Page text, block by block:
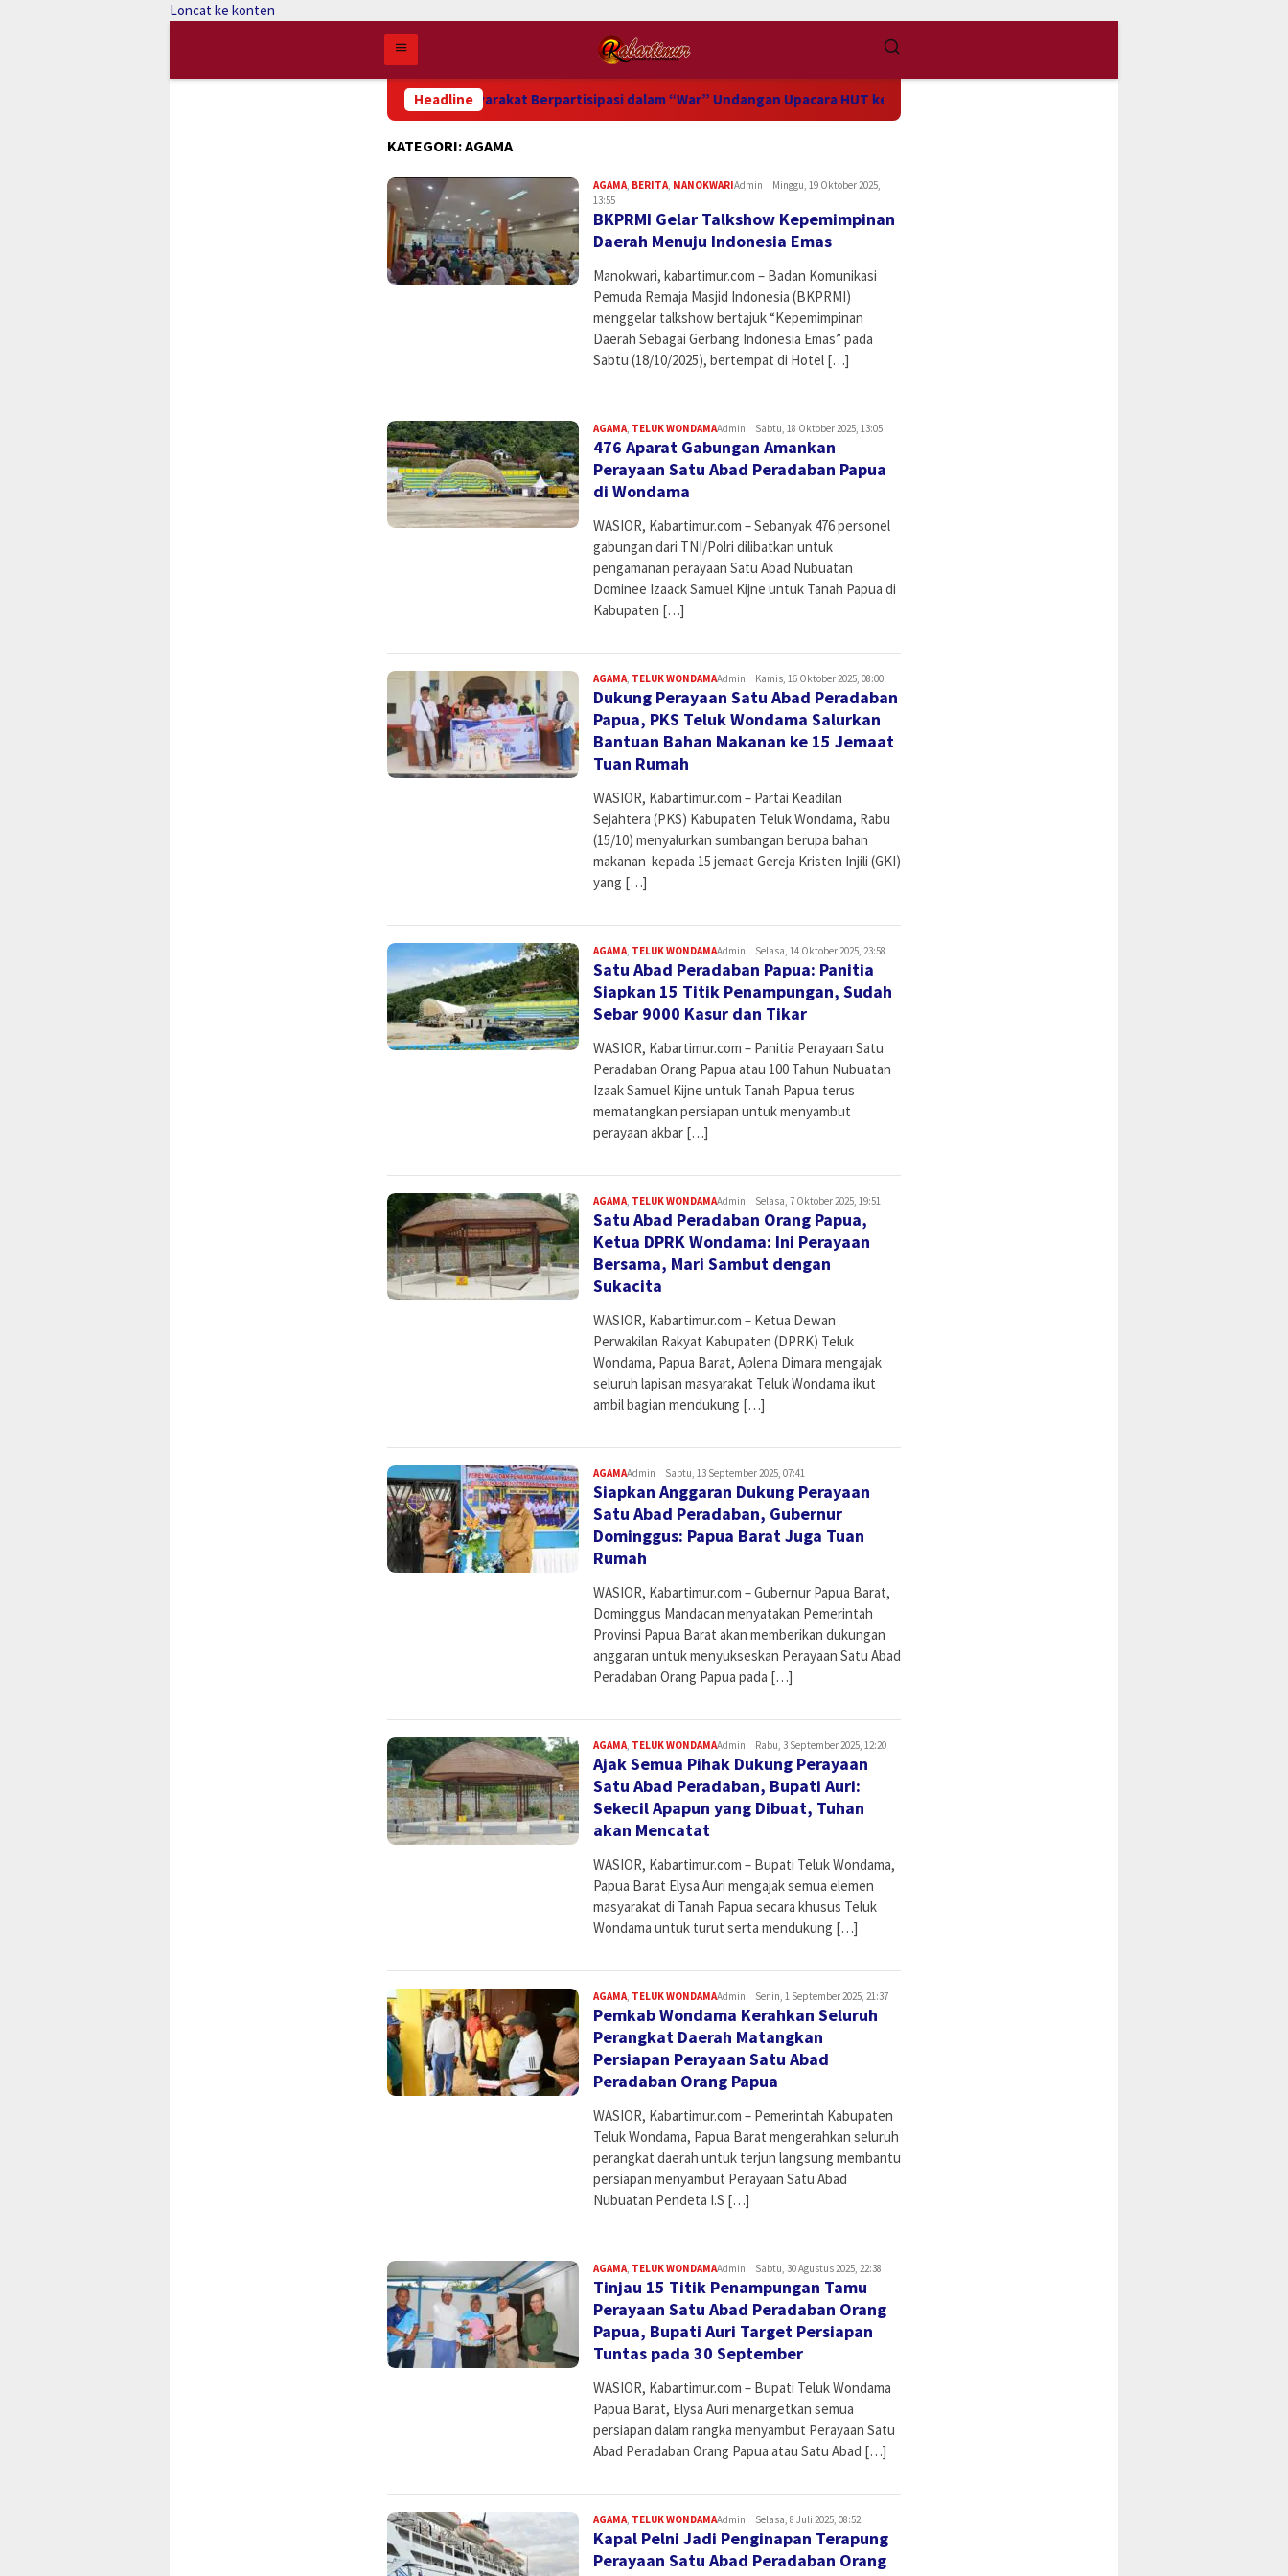
Loncat ke konten
Headline
Ratusan Ribu Masyarakat Berpartisipasi dalam “War” Undangan Upacara HUT ke-81 Kemerdekaan RI
KATEGORI:AGAMA
AGAMA, BERITA, MANOKWARIAdmin
Minggu, 19 Oktober 2025,
13:55
BKPRMI Gelar Talkshow Kepemimpinan
Daerah Menuju Indonesia Emas
Manokwari, kabartimur.com – Badan Komunikasi
Pemuda Remaja Masjid Indonesia (BKPRMI)
menggelar talkshow bertajuk “Kepemimpinan
Daerah Sebagai Gerbang Indonesia Emas” pada
Sabtu (18/10/2025), bertempat di Hotel […]
AGAMA, TELUK WONDAMAAdmin Sabtu, 18 Oktober 2025, 13:05
476 Aparat Gabungan Amankan
Perayaan Satu Abad Peradaban Papua
di Wondama
WASIOR, Kabartimur.com – Sebanyak 476 personel
gabungan dari TNI/Polri dilibatkan untuk
pengamanan perayaan Satu Abad Nubuatan
Dominee Izaack Samuel Kijne untuk Tanah Papua di
Kabupaten […]
AGAMA, TELUK WONDAMAAdmin Kamis, 16 Oktober 2025, 08:00
Dukung Perayaan Satu Abad Peradaban
Papua, PKS Teluk Wondama Salurkan
Bantuan Bahan Makanan ke 15 Jemaat
Tuan Rumah
WASIOR, Kabartimur.com – Partai Keadilan
Sejahtera (PKS) Kabupaten Teluk Wondama, Rabu
(15/10) menyalurkan sumbangan berupa bahan
makanan kepada 15 jemaat Gereja Kristen Injili (GKI)
yang […]
AGAMA, TELUK WONDAMAAdmin Selasa, 14 Oktober 2025, 23:58
Satu Abad Peradaban Papua: Panitia
Siapkan 15 Titik Penampungan, Sudah
Sebar 9000 Kasur dan Tikar
WASIOR, Kabartimur.com – Panitia Perayaan Satu
Peradaban Orang Papua atau 100 Tahun Nubuatan
Izaak Samuel Kijne untuk Tanah Papua terus
mematangkan persiapan untuk menyambut
perayaan akbar […]
AGAMA, TELUK WONDAMAAdmin Selasa, 7 Oktober 2025, 19:51
Satu Abad Peradaban Orang Papua,
Ketua DPRK Wondama: Ini Perayaan
Bersama, Mari Sambut dengan
Sukacita
WASIOR, Kabartimur.com – Ketua Dewan
Perwakilan Rakyat Kabupaten (DPRK) Teluk
Wondama, Papua Barat, Aplena Dimara mengajak
seluruh lapisan masyarakat Teluk Wondama ikut
ambil bagian mendukung […]
AGAMAAdmin Sabtu, 13 September 2025, 07:41
Siapkan Anggaran Dukung Perayaan
Satu Abad Peradaban, Gubernur
Dominggus: Papua Barat Juga Tuan
Rumah
WASIOR, Kabartimur.com – Gubernur Papua Barat,
Dominggus Mandacan menyatakan Pemerintah
Provinsi Papua Barat akan memberikan dukungan
anggaran untuk menyukseskan Perayaan Satu Abad
Peradaban Orang Papua pada […]
AGAMA, TELUK WONDAMAAdmin Rabu, 3 September 2025, 12:20
Ajak Semua Pihak Dukung Perayaan
Satu Abad Peradaban, Bupati Auri:
Sekecil Apapun yang Dibuat, Tuhan
akan Mencatat
WASIOR, Kabartimur.com – Bupati Teluk Wondama,
Papua Barat Elysa Auri mengajak semua elemen
masyarakat di Tanah Papua secara khusus Teluk
Wondama untuk turut serta mendukung […]
AGAMA, TELUK WONDAMAAdmin Senin, 1 September 2025, 21:37
Pemkab Wondama Kerahkan Seluruh
Perangkat Daerah Matangkan
Persiapan Perayaan Satu Abad
Peradaban Orang Papua
WASIOR, Kabartimur.com – Pemerintah Kabupaten
Teluk Wondama, Papua Barat mengerahkan seluruh
perangkat daerah untuk terjun langsung membantu
persiapan menyambut Perayaan Satu Abad
Nubuatan Pendeta I.S […]
AGAMA, TELUK WONDAMAAdmin Sabtu, 30 Agustus 2025, 22:38
Tinjau 15 Titik Penampungan Tamu
Perayaan Satu Abad Peradaban Orang
Papua, Bupati Auri Target Persiapan
Tuntas pada 30 September
WASIOR, Kabartimur.com – Bupati Teluk Wondama
Papua Barat, Elysa Auri menargetkan semua
persiapan dalam rangka menyambut Perayaan Satu
Abad Peradaban Orang Papua atau Satu Abad […]
AGAMA, TELUK WONDAMAAdmin Selasa, 8 Juli 2025, 08:52
Kapal Pelni Jadi Penginapan Terapung
Perayaan Satu Abad Peradaban Orang